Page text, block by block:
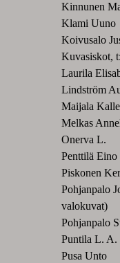
Kinnunen
Klami Uuno
Koivusalo
Kuvasiskot,
Laurila
Lindström
Maijala Kalle
Melkas
Onerva L.
Penttilä Eino
Piskonen
Pohjanpalo
valokuvat)
Pohjanpalo
Puntila L. A.
Pusa Unto